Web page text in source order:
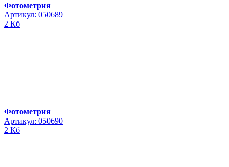
Фотометрия
Артикул: 050689
2 Кб
Фотометрия
Артикул: 050690
2 Кб